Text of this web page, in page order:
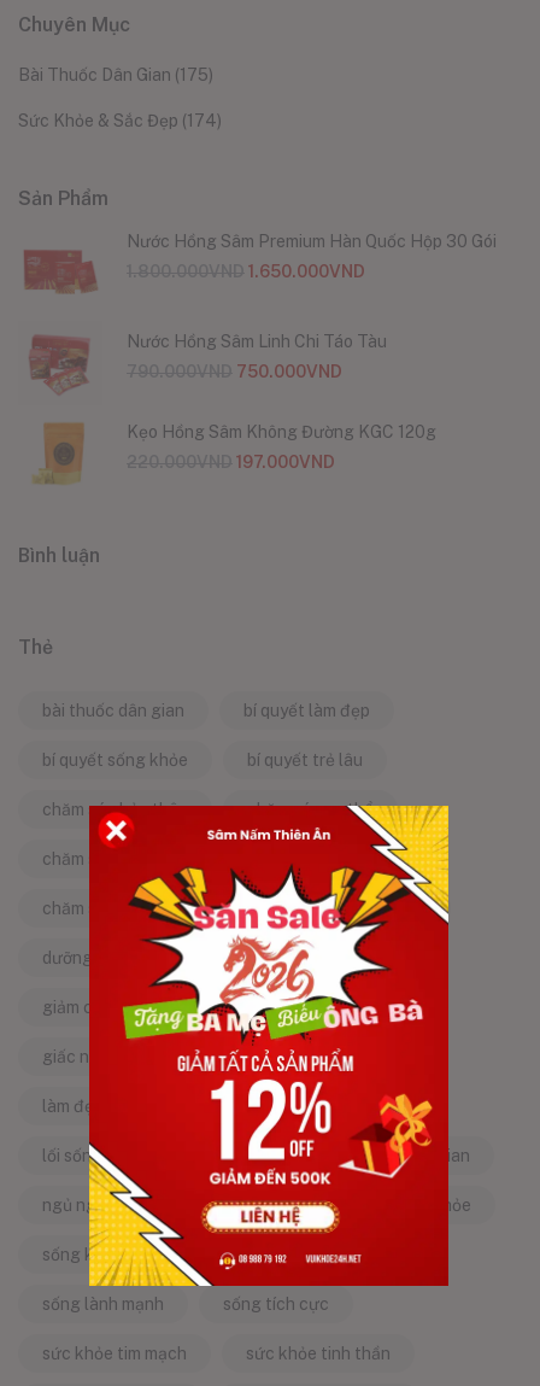
Chuyên Mục
Bài Thuốc Dân Gian (175)
Sức Khỏe & Sắc Đẹp (174)
Sản Phẩm
Nước Hồng Sâm Premium Hàn Quốc Hộp 30 Gói
1.650.000VND
Nước Hồng Sâm Linh Chi Táo Tàu
750.000VND
Kẹo Hồng Sâm Không Đường KGC 120g
197.000VND
Bình luận
Thẻ
bài thuốc dân gian bí quyết làm đẹp
bí quyết sống khỏe bí quyết trẻ lâu
chăm sóc bản thân chăm sóc cơ thể
chăm sóc da
chăm sóc sức khỏe tự nhiên chống lão hóa
dưỡng da tự nhiên dưỡng sinh
giảm căng thẳng giảm stress
giấc ngủ ngon kinh nghiệm dân gian
làm đẹp từ bên trong làm đẹp tự nhiên
lối sống lành mạnh mật ong mẹo dân gian
ngủ ngon năng lượng tích cực sống khỏe
sống khỏe mỗi ngày sống khỏe đẹp
sống lành mạnh sống tích cực
sức khỏe tim mạch sức khỏe tinh thần